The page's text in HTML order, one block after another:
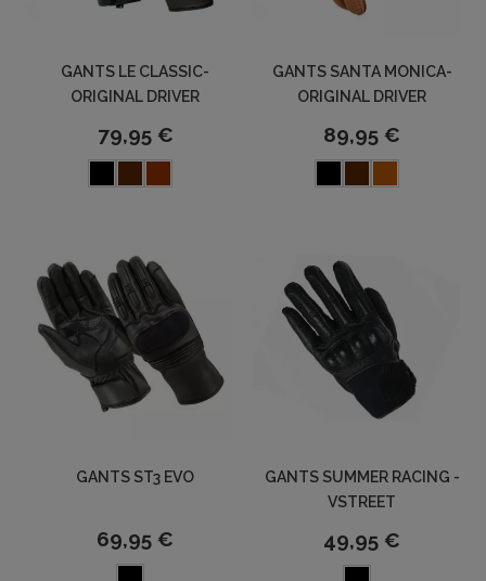
GANTS LE CLASSIC-
ORIGINAL DRIVER
79,95 €
GANTS SANTA MONICA-
ORIGINAL DRIVER
89,95 €
GANTS ST3 EVO
69,95 €
GANTS SUMMER RACING -
VSTREET
49,95 €